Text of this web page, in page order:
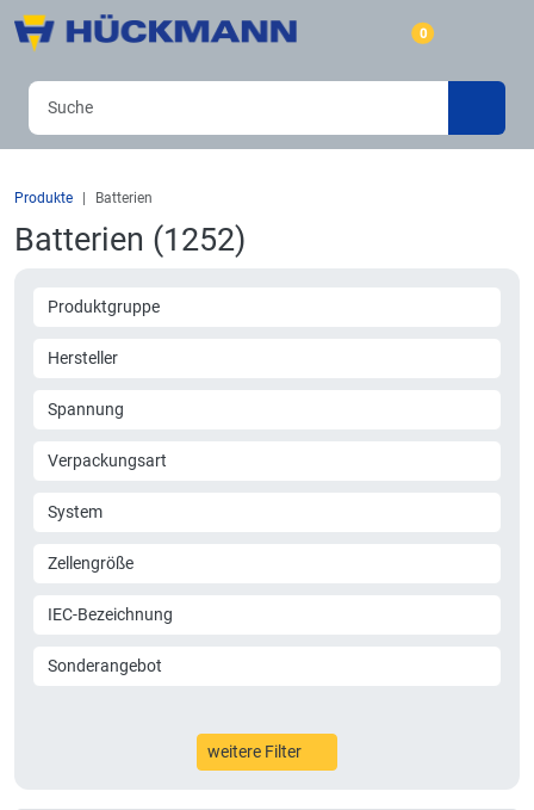
0
Produkte Batterien
Batterien (1252)
Produktgruppe
Hersteller
Spannung
Verpackungsart
System
Zellengröße
IEC-Bezeichnung
Sonderangebot
weitere Filter